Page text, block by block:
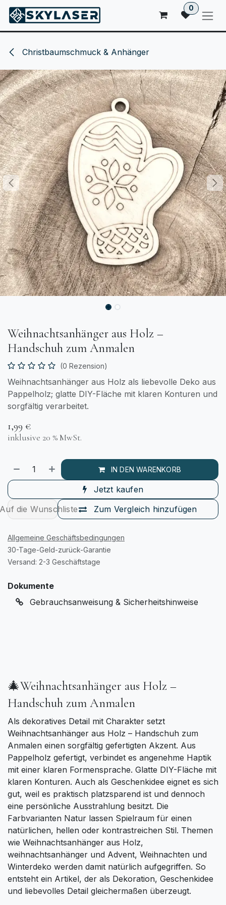
0
Christbaumschmuck & Anhänger
Weihnachtsanhänger aus Holz –
Handschuh zum Anmalen
(0 Rezension)
Weihnachtsanhänger aus Holz als liebevolle Deko aus
Pappelholz; glatte DIY-Fläche mit klaren Konturen und
sorgfältig verarbeitet.
1,99 €
inklusive 20 % MwSt.
IN DEN WARENKORB
Jetzt kaufen
Zum Vergleich hinzufügen
Auf die Wunschliste
Allgemeine Geschäftsbedingungen
30-Tage-Geld-zurück-Garantie
Versand: 2-3 Geschäftstage
Dokumente
Gebrauchsanweisung & Sicherheitshinweise
🎄Weihnachtsanhänger aus Holz –
Handschuh zum Anmalen
Als dekoratives Detail mit Charakter setzt
Weihnachtsanhänger aus Holz – Handschuh zum
Anmalen einen sorgfältig gefertigten Akzent. Aus
Pappelholz gefertigt, verbindet es angenehme Haptik
mit einer klaren Formensprache. Glatte DIY-Fläche mit
klaren Konturen. Auch als Geschenkidee eignet es sich
gut, weil es praktisch platzsparend ist und dennoch
eine persönliche Ausstrahlung besitzt. Die
Farbvarianten Natur lassen Spielraum für einen
natürlichen, hellen oder kontrastreichen Stil. Themen
wie Weihnachtsanhänger aus Holz,
weihnachtsanhänger und Advent, Weihnachten und
Winterdeko werden damit natürlich aufgegriffen. So
entsteht ein Artikel, der als Dekoration, Geschenkidee
und liebevolles Detail gleichermaßen überzeugt.